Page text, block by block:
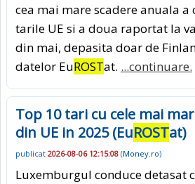
cea mai mare scadere anuala
tarile UE si a doua raportat la
din mai, depasita doar de
datelor EuROSTat. ...continuare.
Top 10 tari cu cele mai
din UE in 2025 (EuROSTat)
publicat 2026-08-06 12:15:08 (Money.ro)
Luxemburgul conduce detasat